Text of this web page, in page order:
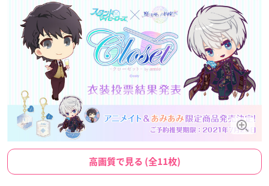
高画質で見る (全11枚)